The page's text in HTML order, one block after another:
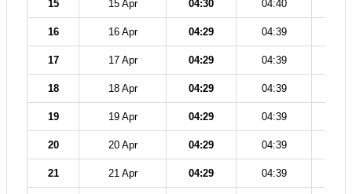
15 15 Apr 04:30 04:40
16 16 Apr 04:29 04:39
17 17 Apr 04:29 04:39
18 18 Apr 04:29 04:39
19 19 Apr 04:29 04:39
20 20 Apr 04:29 04:39
21 21 Apr 04:29 04:39